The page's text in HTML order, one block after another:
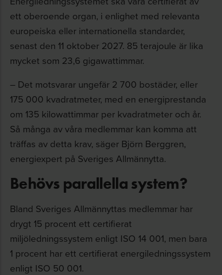
ett oberoende organ, i enlighet med relevanta
europeiska eller internationella standarder,
senast den 11 oktober 2027. 85 terajoule är lika
mycket som 23,6 gigawattimmar.
– Det motsvarar ungefär 2 700 bostäder, eller
175 000 kvadratmeter, med en energiprestanda
om 135 kilowattimmar per kvadratmeter och år.
Så många av våra medlemmar kan komma att
träffas av detta krav, säger Björn Berggren,
energiexpert på Sveriges Allmännytta.
Behövs parallella system?
Bland Sveriges Allmännyttas medlemmar har
drygt 15 procent ett certifierat
miljöledningssystem enligt ISO 14 001, men bara
1 procent har ett certifierat energiledningssystem
enligt ISO 50 001.